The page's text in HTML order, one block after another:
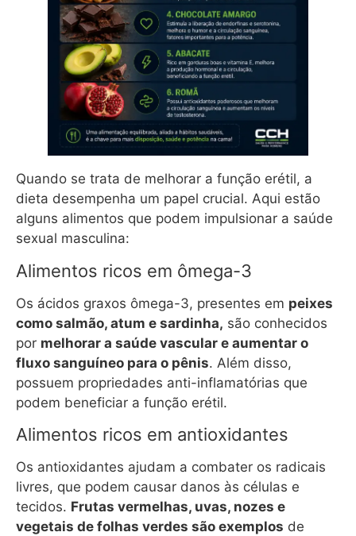
Quando se trata de melhorar a função erétil, a
dieta desempenha um papel crucial. Aqui estão
alguns alimentos que podem impulsionar a saúde
sexual masculina:
Alimentos ricos em ômega-3
Os ácidos graxos ômega-3, presentes em peixes
como salmão, atum e sardinha, são conhecidos
por melhorar a saúde vascular e aumentar o
fluxo sanguíneo para o pênis. Além disso,
possuem propriedades anti-inflamatórias que
podem beneficiar a função erétil.
Alimentos ricos em antioxidantes
Os antioxidantes ajudam a combater os radicais
livres, que podem causar danos às células e
tecidos. Frutas vermelhas, uvas, nozes e
vegetais de folhas verdes são exemplos de